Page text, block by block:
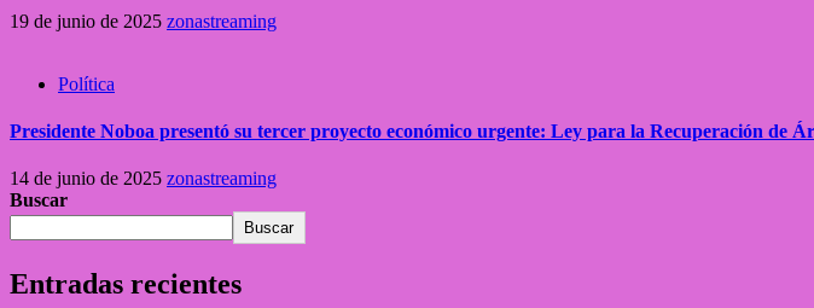
19 de junio de 2025 zonastreaming
Política
Presidente Noboa presentó su tercer proyecto económico urgente: Ley para la Recuperación de
14 de junio de 2025 zonastreaming
Buscar
Buscar
Entradas recientes